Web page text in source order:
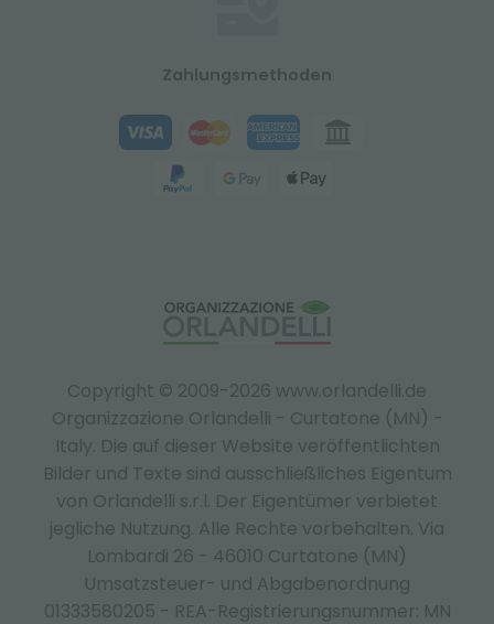
Copyright © 2009-2026 www.orlandelli.de
Organizzazione Orlandelli - Curtatone (MN) -
Italy. Die auf dieser Website veröffentlichten
Bilder und Texte sind ausschließliches Eigentum
von Orlandelli s.r.l. Der Eigentümer verbietet
jegliche Nutzung. Alle Rechte vorbehalten. Via
Lombardi 26 - 46010 Curtatone (MN)
Umsatzsteuer- und Abgabenordnung
01333580205 - REA-Registrierungsnummer: MN
Zahlungsmethoden